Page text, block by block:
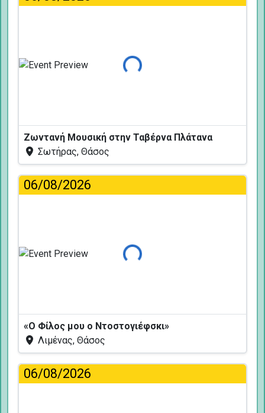
Φόρτωση...
Ζωντανή Μουσική στην Ταβέρνα Πλάτανα
Σωτήρας, Θάσος
06/08/2026
Φόρτωση...
«Ο Φίλος μου ο Ντοστογιέφσκι»
Λιμένας, Θάσος
06/08/2026